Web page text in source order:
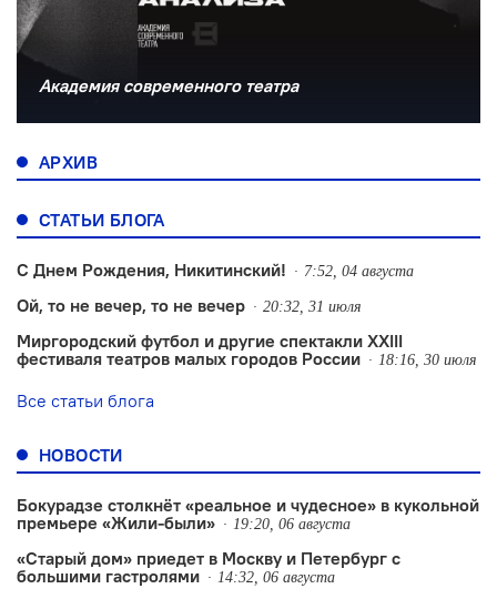
Академия современного театра
АРХИВ
СТАТЬИ БЛОГА
С Днем Рождения, Никитинский! 7:52, 04 августа
Ой, то не вечер, то не вечер 20:32, 31 июля
Миргородский футбол и другие спектакли XXIII
фестиваля театров малых городов России
18:16, 30 июля
Все статьи блога
НОВОСТИ
Бокурадзе столкнëт «реальное и чудесное» в кукольной
премьере «Жили-были»
19:20, 06 августа
«Старый дом» приедет в Москву и Петербург с
большими гастролями
14:32, 06 августа